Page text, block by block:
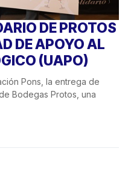
DE PROTOS
DE APOYO AL
(UAPO)
Pons, la entrega de
Bodegas Protos, una